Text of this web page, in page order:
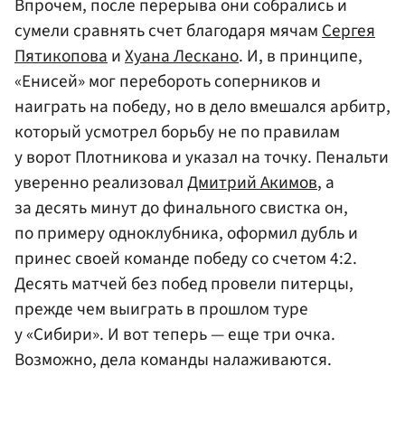
Впрочем, после перерыва они собрались и
сумели сравнять счет благодаря мячамСергея
ПятикоповаиХуана Лескано. И, в принципе,
«Енисей» мог перебороть соперников и
наиграть на победу, но в дело вмешался арбитр,
который усмотрел борьбу не по правилам
у ворот Плотникова и указал на точку. Пенальти
уверенно реализовалДмитрий Акимов, а
за десять минут до финального свистка он,
по примеру одноклубника, оформил дубль и
принес своей команде победу со счетом 4:2.
Десять матчей без побед провели питерцы,
прежде чем выиграть в прошлом туре
у «Сибири». И вот теперь — еще три очка.
Возможно, дела команды налаживаются.